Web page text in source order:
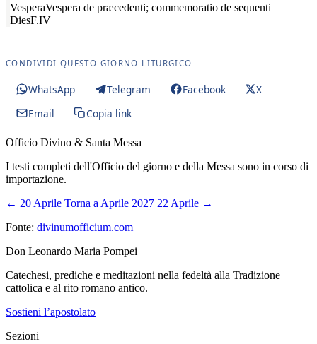
VesperaVespera de præcedenti; commemoratio de sequenti
DiesF.IV
CONDIVIDI QUESTO GIORNO LITURGICO
WhatsApp Telegram Facebook
X
Email
Copia link
Officio Divino & Santa Messa
I testi completi dell'Officio del giorno e della Messa sono in corso di
importazione.
← 20 Aprile Torna a Aprile 2027 22 Aprile →
Fonte: divinumofficium.com
Don Leonardo Maria Pompei
Catechesi, prediche e meditazioni nella fedeltà alla Tradizione
cattolica e al rito romano antico.
Sostieni l’apostolato
Sezioni